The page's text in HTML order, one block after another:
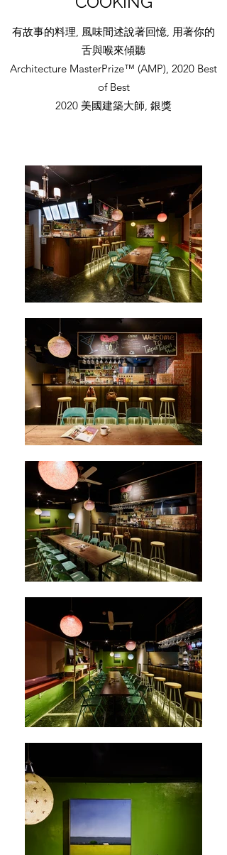
有故事的料理, 風味間述說著回憶, 用著你的
舌與喉來傾聽
Architecture MasterPrize™ (AMP), 2020 Best
of Best
2020 美國建築大師, 銀獎